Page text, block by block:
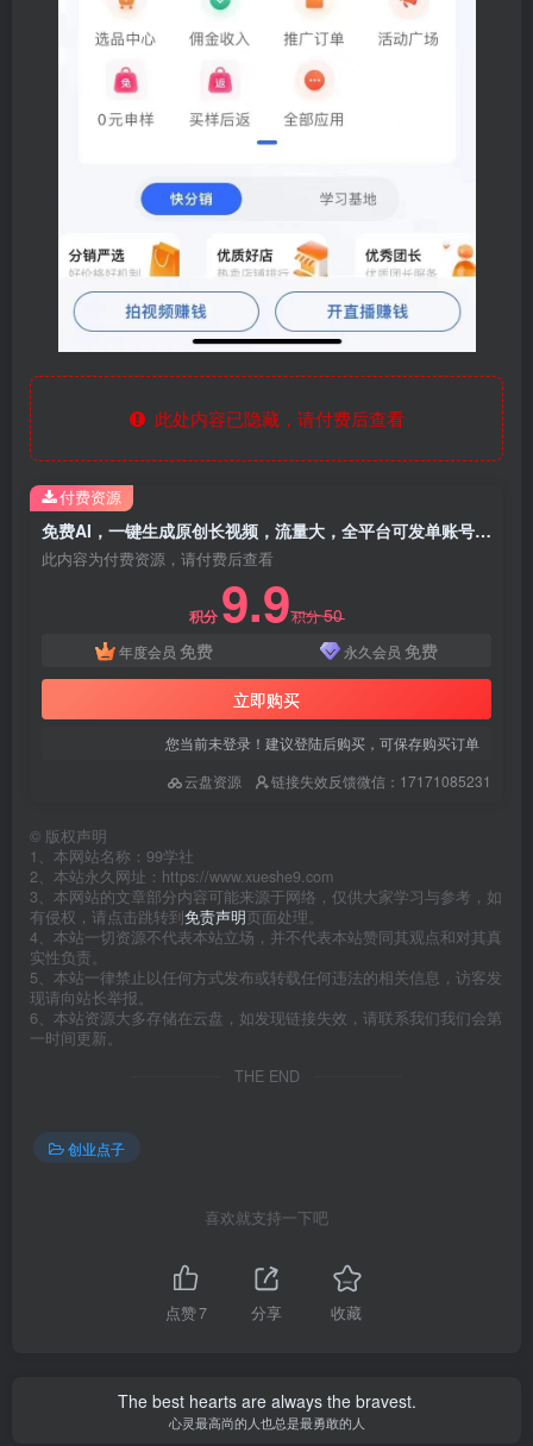
此处内容已隐藏，请付费后查看
免费AI，一键生成原创长视频，流量大，全平台可发单账号日入2000+
此内容为付费资源，请付费后查看
积分 9.9积分50
年度会员 免费 永久会员 免费
立即购买
您当前未登录！建议登陆后购买，可保存购买订单
云盘资源
链接失效反馈微信：17171085231
付费资源
© 版权声明
1、本网站名称：99学社
2、本站永久网址：https://www.xueshe9.com
3、本网站的文章部分内容可能来源于网络，仅供大家学习与参考，如
有侵权，请点击跳转到免责声明页面处理。
4、本站一切资源不代表本站立场，并不代表本站赞同其观点和对其真
实性负责。
5、本站一律禁止以任何方式发布或转载任何违法的相关信息，访客发
现请向站长举报。
6、本站资源大多存储在云盘，如发现链接失效，请联系我们我们会第
一时间更新。
THE END
创业点子
喜欢就支持一下吧
点赞7 分享 收藏
The best hearts are always the bravest.
心灵最高尚的人也总是最勇敢的人